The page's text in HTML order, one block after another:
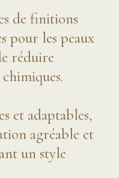
de finitions
pour les peaux
réduire
et adaptables,
agréable et
un style